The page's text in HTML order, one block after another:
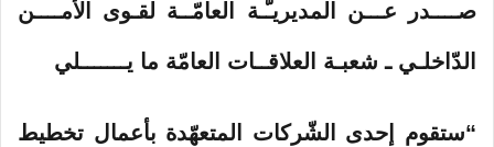
صــــدر عـــن المديريـّـة العامّــة لقـوى الأمــــن
الدّاخلـي ـ شعبـة العلاقــات العامّة ما يـــــــلي
“ستقوم إحدى الشّركات المتعهّدة بأعمال تخطيط